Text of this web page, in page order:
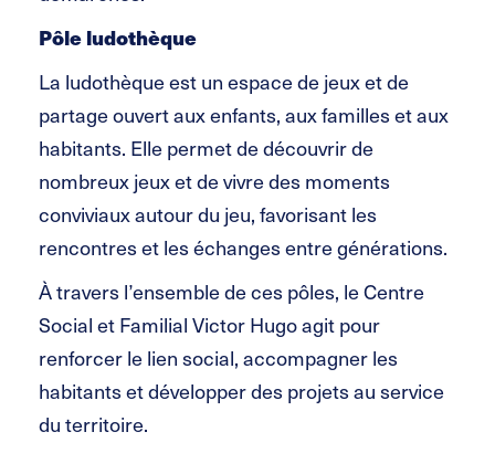
Pôle ludothèque
La ludothèque est un espace de jeux et de
partage ouvert aux enfants, aux familles et aux
habitants. Elle permet de découvrir de
nombreux jeux et de vivre des moments
conviviaux autour du jeu, favorisant les
rencontres et les échanges entre générations.
À travers l’ensemble de ces pôles, le Centre
Social et Familial Victor Hugo agit pour
renforcer le lien social, accompagner les
habitants et développer des projets au service
du territoire.